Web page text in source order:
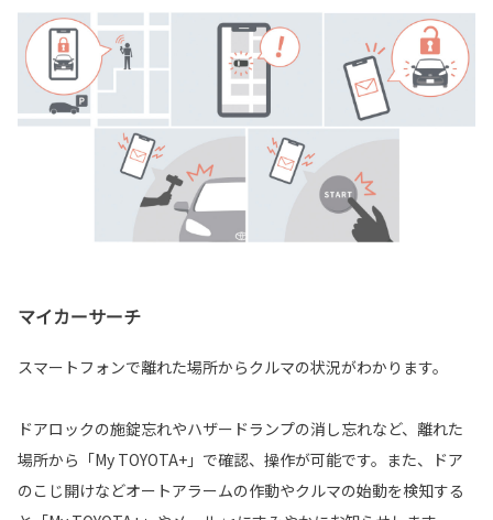
マイカーサーチ
スマートフォンで離れた場所からクルマの状況がわかります。
ドアロックの施錠忘れやハザードランプの消し忘れなど、離れた
場所から「My TOYOTA+」で確認、操作が可能です。また、ドア
のこじ開けなどオートアラームの作動やクルマの始動を検知する